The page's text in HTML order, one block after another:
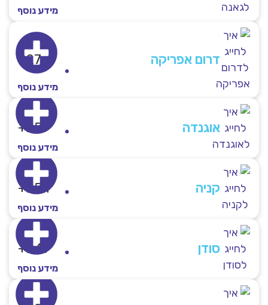
מידע נוסף
דרום אפריקה 27+
מידע נוסף
אוגנדה 257+
מידע נוסף
קניה 254+
מידע נוסף
סודן 249+
מידע נוסף